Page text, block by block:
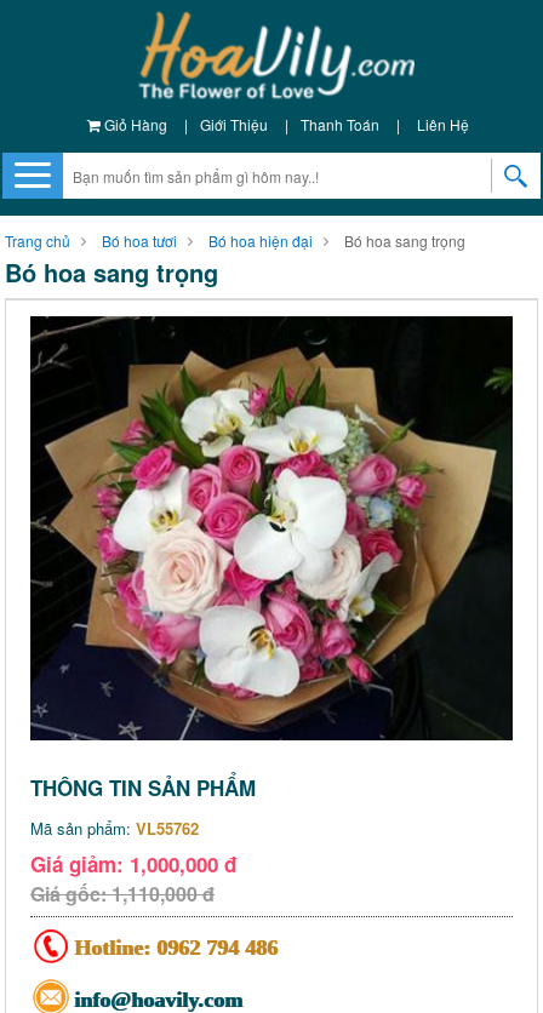
Giỏ Hàng | Giới Thiệu | Thanh Toán | Liên Hệ
Trang chủ Bó hoa tươi Bó hoa hiện đại Bó hoa sang trọng
Bó hoa sang trọng
THÔNG TIN SẢN PHẨM
Mã sản phẩm: VL55762
Giá giảm: 1,000,000 đ
Giá gốc: 1,110,000 đ
Hotline: 0962 794 486
info@hoavily.com